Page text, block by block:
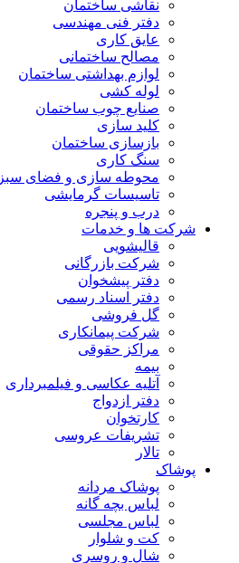
نقاشی ساختمان
دفتر فنی مهندسی
عایق کاری
مصالح ساختمانی
لوازم بهداشتی ساختمان
لوله کشی
صنایع چوب ساختمان
کلید سازی
بازسازی ساختمان
سنگ کاری
محوطه سازی و فضای سبز
تاسیسات گرمایشی
درب و پنجره
شرکت ها و خدمات
قالیشویی
شرکت بازرگانی
دفتر پیشخوان
دفتر اسناد رسمی
گل فروشی
شرکت پیمانکاری
مراکز حقوقی
بیمه
آتلیه عکاسی و فیلمبرداری
دفتر ازدواج
کارتخوان
تشریفات عروسی
تالار
پوشاک
پوشاک مردانه
لباس بچه گانه
لباس مجلسی
کت و شلوار
شال و روسری